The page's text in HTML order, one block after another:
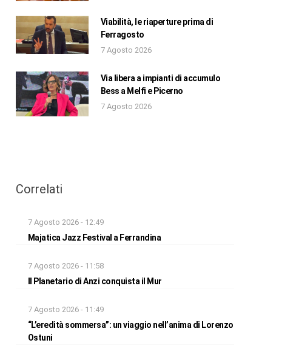
Viabilità, le riaperture prima di
Ferragosto
7 Agosto 2026
Via libera a impianti di accumulo
Bess a Melfi e Picerno
7 Agosto 2026
Correlati
7 Agosto 2026 - 12:49
Majatica Jazz Festival a Ferrandina
7 Agosto 2026 - 11:58
Il Planetario di Anzi conquista il Mur
7 Agosto 2026 - 11:49
“L’eredità sommersa”: un viaggio nell’anima di Lorenzo
Ostuni